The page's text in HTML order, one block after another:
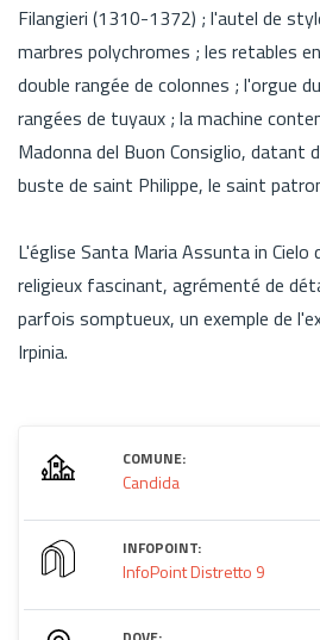
Filangieri (1310-1372) ; l'autel de
marbres polychromes ; les retables
double rangée de colonnes ; l'orgue
rangées de tuyaux ; la machine
Madonna del Buon Consiglio, datant
buste de saint Philippe, le saint
L'église Santa Maria Assunta in Cielo
religieux fascinant, agrémenté de
parfois somptueux, un exemple de
Irpinia.
COMUNE:
Candida
INFOPOINT:
InfoPoint Distretto 9